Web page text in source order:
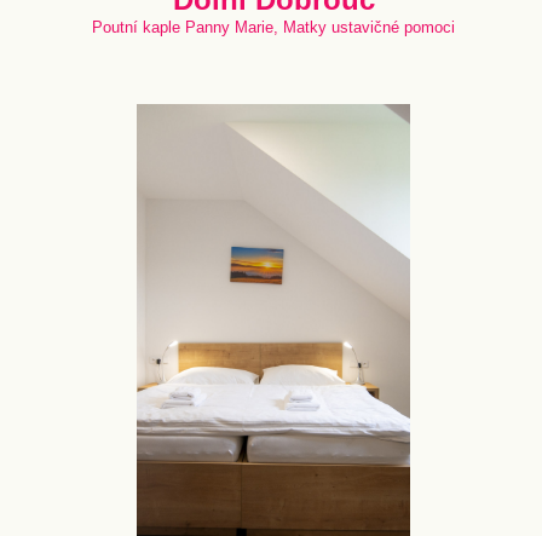
Poutní kaple Panny Marie, Matky ustavičné pomoci